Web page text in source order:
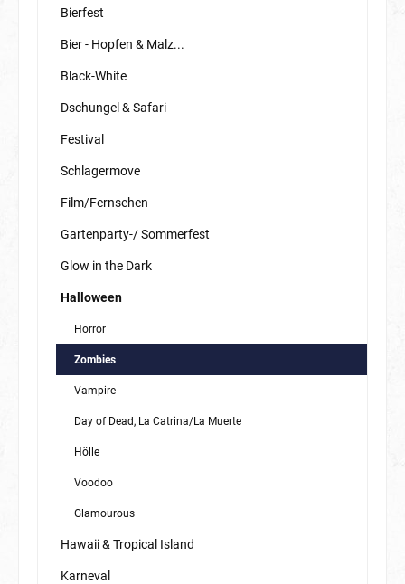
Bierfest
Bier - Hopfen & Malz...
Black-White
Dschungel & Safari
Festival
Schlagermove
Film/Fernsehen
Gartenparty-/ Sommerfest
Glow in the Dark
Halloween
Horror
Zombies
Vampire
Day of Dead, La Catrina/La Muerte
Hölle
Voodoo
Glamourous
Hawaii & Tropical Island
Karneval